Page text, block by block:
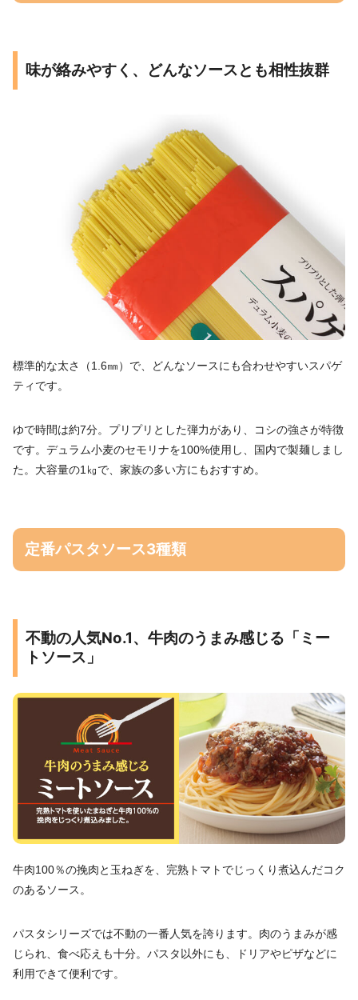
味が絡みやすく、どんなソースとも相性抜群
標準的な太さ（1.6㎜）で、どんなソースにも合わせやすいスパゲ
ティです。
ゆで時間は約7分。プリプリとした弾力があり、コシの強さが特徴
です。デュラム小麦のセモリナを100%使用し、国内で製麺しまし
た。大容量の1㎏で、家族の多い方にもおすすめ。
定番パスタソース3種類
不動の人気No.1、牛肉のうまみ感じる「ミー
トソース」
牛肉100％の挽肉と玉ねぎを、完熟トマトでじっくり煮込んだコク
のあるソース。
パスタシリーズでは不動の一番人気を誇ります。肉のうまみが感
じられ、食べ応えも十分。パスタ以外にも、ドリアやピザなどに
利用できて便利です。